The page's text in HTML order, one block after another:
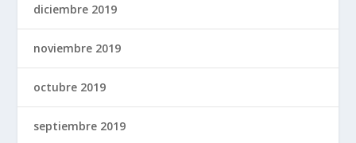
diciembre 2019
noviembre 2019
octubre 2019
septiembre 2019